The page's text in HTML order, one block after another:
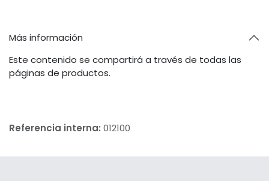
Más información
Este contenido se compartirá a través de todas las
páginas de productos.
Referencia interna: 012100